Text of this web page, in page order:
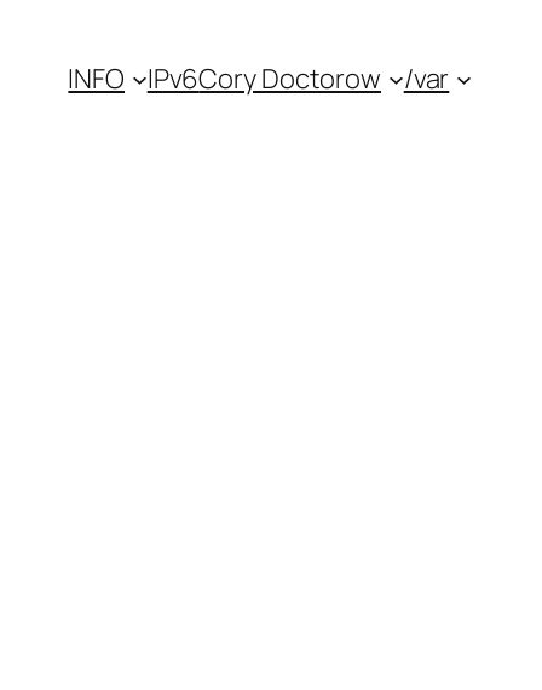
INFO IPv6Cory Doctorow /var